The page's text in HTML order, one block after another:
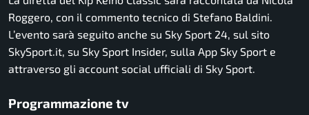
Roggero, con il commento tecnico di Stefano Baldini.
L’evento sarà seguito anche su Sky Sport 24, sul sito
SkySport.it, su Sky Sport Insider, sulla App Sky Sport e
attraverso gli account social ufficiali di Sky Sport.
Programmazione tv